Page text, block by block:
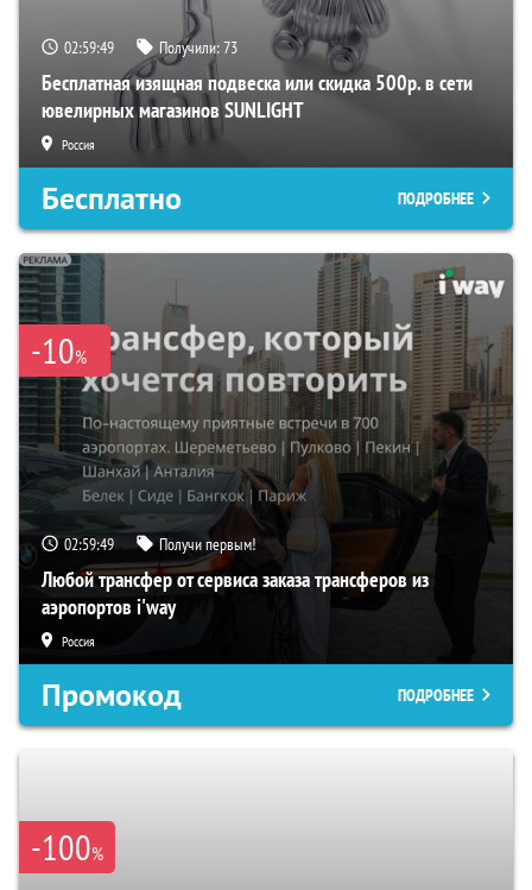
02:59:48 Получили:73
Бесплатная изящная подвеска или скидка 500р. в сети
ювелирных магазинов SUNLIGHT
Россия
Бесплатно ПОДРОБНЕЕ
-10%
02:59:48 Получи первым!
Любой трансфер от сервиса заказа трансферов из
аэропортов i'way
Россия
Промокод ПОДРОБНЕЕ
-100%